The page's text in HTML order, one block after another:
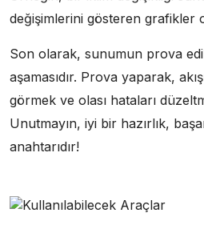
değişimlerini gösteren grafikler
Son olarak, sunumun prova
aşamasıdır. Prova yaparak,
görmek ve olası hataları
Unutmayın, iyi bir hazırlık,
anahtarıdır!